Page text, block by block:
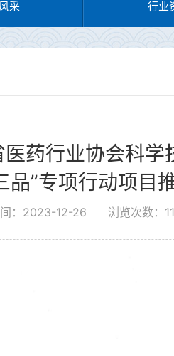
采 行业
药行业协会科学
品”专项行动项目
：2023-12-26 浏览次数：